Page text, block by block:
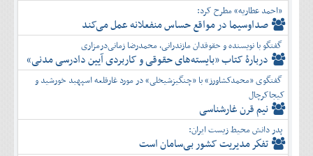
«احمد عطاریه» مطرح کرد:
صداوسیما در مواقع حساس منفعلانه عمل می‌کند
گفتگو با نویسنده و حقوقدان مازندرانی، محمدرضا زمانی‌درمزاری
دربارۀ کتاب ”بایسته‌های حقوقی و کاربردی آیین دادرسی مدنی»
گفتگوی «محمدکشاورز» با «چنگیزشیخلی» در مورد غارقلعه اسپهبد خورشید و
کیجاکرچال
نیم قرن غارشناسی
پدر دانش محیط زیست ایران:
تفكر مديريت کشور بی‌سامان است